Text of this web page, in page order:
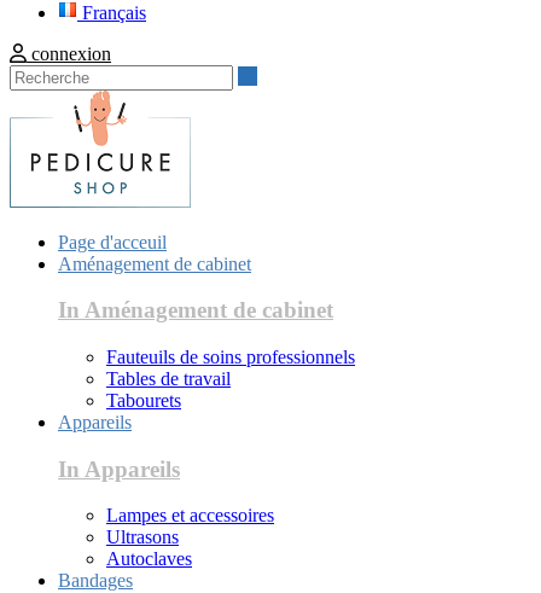
Français
connexion
Page d'acceuil
Aménagement de cabinet
In Aménagement de cabinet
Fauteuils de soins professionnels
Tables de travail
Tabourets
Appareils
In Appareils
Lampes et accessoires
Ultrasons
Autoclaves
Bandages